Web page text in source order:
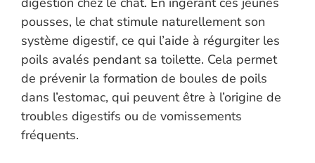
pousses, le chat stimule naturellement son
système digestif, ce qui l’aide à régurgiter les
poils avalés pendant sa toilette. Cela permet
de prévenir la formation de boules de poils
dans l’estomac, qui peuvent être à l’origine de
troubles digestifs ou de vomissements
fréquents.